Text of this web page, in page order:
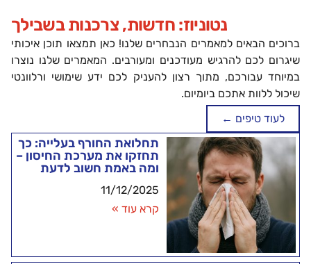
נטוניוז: חדשות, צרכנות בשבילך
ברוכים הבאים למאמרים הנבחרים שלנו! כאן תמצאו תוכן איכותי
שיגרום לכם להרגיש מעודכנים ומעורבים. המאמרים שלנו נוצרו
במיוחד עבורכם, מתוך רצון להעניק לכם ידע שימושי ורלוונטי
שיכול ללוות אתכם ביומיום.
לעוד טיפים ←
תחלואת החורף בעלייה: כך
תחזקו את מערכת החיסון –
ומה באמת חשוב לדעת
11/12/2025
קרא עוד »